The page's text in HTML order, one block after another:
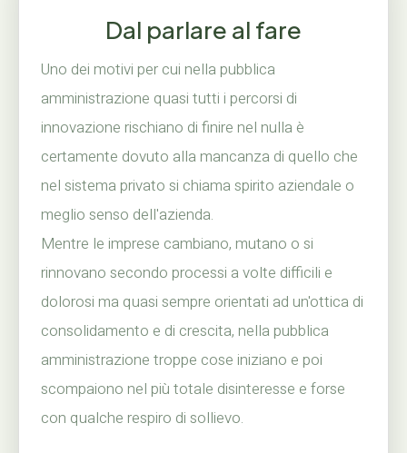
Dal parlare al fare
Uno dei motivi per cui nella pubblica
amministrazione quasi tutti i percorsi di
innovazione rischiano di finire nel nulla è
certamente dovuto alla mancanza di quello che
nel sistema privato si chiama spirito aziendale o
meglio senso dell'azienda.
Mentre le imprese cambiano, mutano o si
rinnovano secondo processi a volte difficili e
dolorosi ma quasi sempre orientati ad un'ottica di
consolidamento e di crescita, nella pubblica
amministrazione troppe cose iniziano e poi
scompaiono nel più totale disinteresse e forse
con qualche respiro di sollievo.